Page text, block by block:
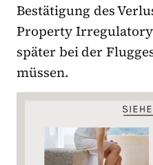
Bestätigung des
Property
später bei der
müssen.